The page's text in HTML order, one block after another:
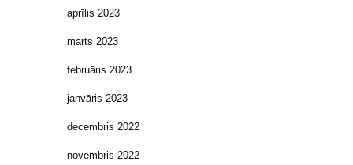
aprīlis 2023
marts 2023
februāris 2023
janvāris 2023
decembris 2022
novembris 2022